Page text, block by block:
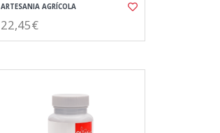
ARTESANIA AGRÍCOLA
22,45€